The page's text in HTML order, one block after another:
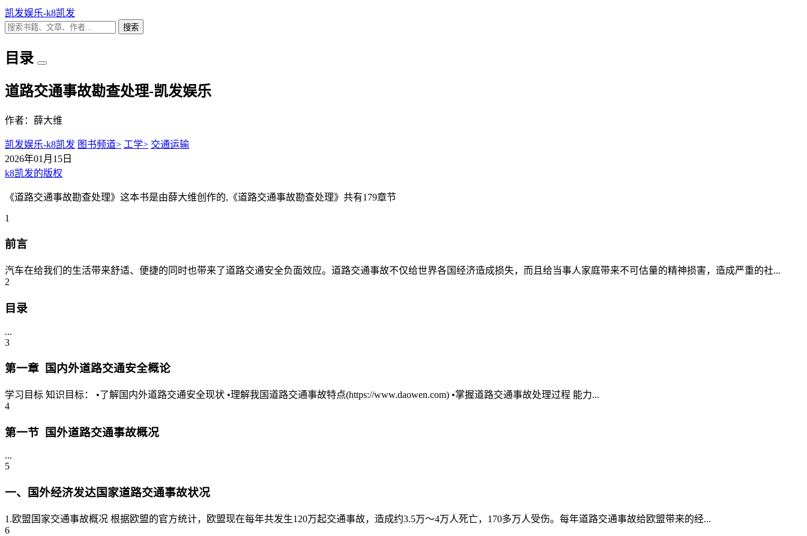
凯发娱乐-k8凯发
搜索
目录
道路交通事故勘查处理-凯发娱乐
作者：薛大维
凯发娱乐-k8凯发 图书频道> 工学> 交通运输
2026年01月15日
k8凯发的版权
《道路交通事故勘查处理》这本书是由薛大维创作的,《道路交通事故勘查处理》共有179章节
1
前言
汽车在给我们的生活带来舒适、便捷的同时也带来了道路交通安全负面效应。道路交通事故不仅给世界各国经济造成损失，而且给当事人家庭带来不可估量的精神损害，造成严重的社...
2
目录
...
3
第一章 国内外道路交通安全概论
学习目标 知识目标： •了解国内外道路交通安全现状 •理解我国道路交通事故特点(https://www.daowen.com) •掌握道路交通事故处理过程 能力...
4
第一节 国外道路交通事故概况
...
5
一、国外经济发达国家道路交通事故状况
1.欧盟国家交通事故概况 根据欧盟的官方统计，欧盟现在每年共发生120万起交通事故，造成约3.5万～4万人死亡，170多万人受伤。每年道路交通事故给欧盟带来的经...
6